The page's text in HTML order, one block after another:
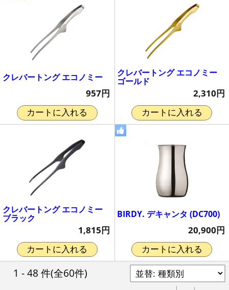
クレバートング エコノミー
957円
カートに入れる
クレバートング エコノミー
ゴールド
2,310円
カートに入れる
クレバートング エコノミー
ブラック
1,815円
カートに入れる
BIRDY. デキャンタ (DC700)
20,900円
カートに入れる
1 - 48 件(全60件)